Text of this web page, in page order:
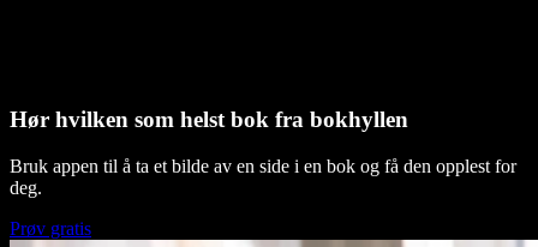
Hør hvilken som helst bok fra bokhyllen
Bruk appen til å ta et bilde av en side i en bok og få den opplest for
deg.
Prøv gratis